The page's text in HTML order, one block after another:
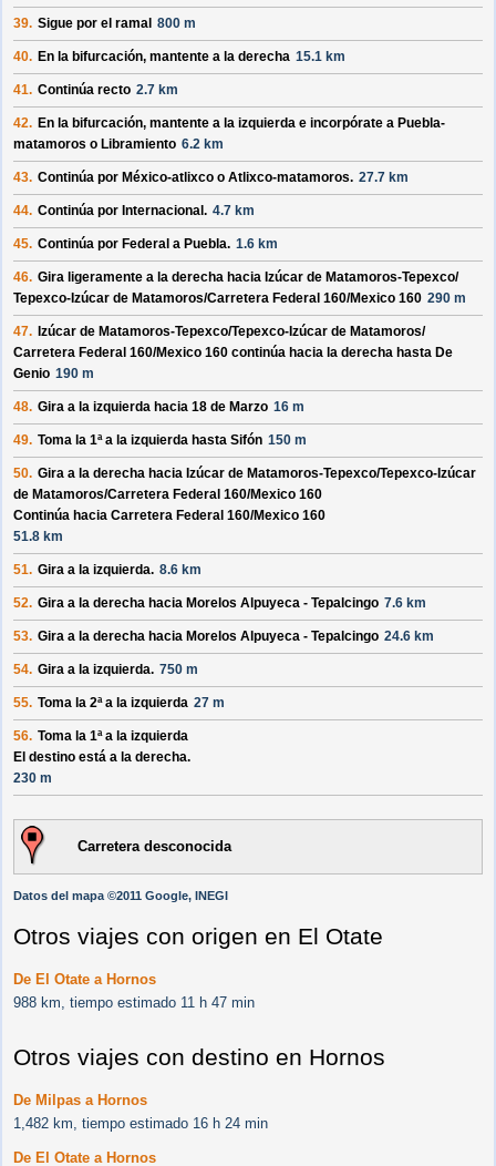
39. Sigue por el ramal 800 m
40. En la bifurcación, mantente a la derecha 15.1 km
41. Continúa recto 2.7 km
42. En la bifurcación, mantente a la izquierda e incorpórate a Puebla-
matamoros o Libramiento 6.2 km
43. Continúa por México-atlixco o Atlixco-matamoros. 27.7 km
44. Continúa por Internacional . 4.7 km
45. Continúa por Federal a Puebla. 1.6 km
46. Gira ligeramente a la derecha hacia Izúcar de Matamoros-Tepexco/
Tepexco-Izúcar de Matamoros/Carretera Federal 160/Mexico 160 290 m
47. Izúcar de Matamoros-Tepexco/Tepexco-Izúcar de Matamoros/
Carretera Federal 160/Mexico 160 continúa hacia la derecha hasta De
Genio 190 m
48. Gira a la izquierda hacia 18 de Marzo 16 m
49. Toma la 1ª a la izquierda hasta Sifón 150 m
50. Gira a la derecha hacia Izúcar de Matamoros-Tepexco/Tepexco-Izúcar
de Matamoros/Carretera Federal 160/Mexico 160
Continúa hacia Carretera Federal 160/Mexico 160
51.8 km
51. Gira a la izquierda. 8.6 km
52. Gira a la derecha hacia Morelos Alpuyeca - Tepalcingo 7.6 km
53. Gira a la derecha hacia Morelos Alpuyeca - Tepalcingo 24.6 km
54. Gira a la izquierda. 750 m
55. Toma la 2ª a la izquierda 27 m
56. Toma la 1ª a la izquierda
El destino está a la derecha.
230 m
Carretera desconocida
Datos del mapa ©2011 Google, INEGI
Otros viajes con origen en El Otate
De El Otate a Hornos
988 km, tiempo estimado 11 h 47 min
Otros viajes con destino en Hornos
De Milpas a Hornos
1,482 km, tiempo estimado 16 h 24 min
De El Otate a Hornos